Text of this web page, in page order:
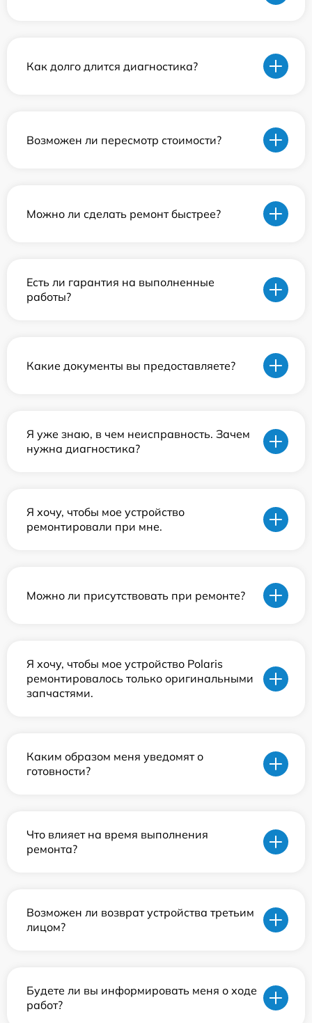
Как долго длится диагностика?
Возможен ли пересмотр стоимости?
Можно ли сделать ремонт быстрее?
Есть ли гарантия на выполненные
работы?
Какие документы вы предоставляете?
Я уже знаю, в чем неисправность. Зачем
нужна диагностика?
Я хочу, чтобы мое устройство
ремонтировали при мне.
Можно ли присутствовать при ремонте?
Я хочу, чтобы мое устройство Polaris
ремонтировалось только оригинальными
запчастями.
Каким образом меня уведомят о
готовности?
Что влияет на время выполнения
ремонта?
Возможен ли возврат устройства третьим
лицом?
Будете ли вы информировать меня о ходе
работ?